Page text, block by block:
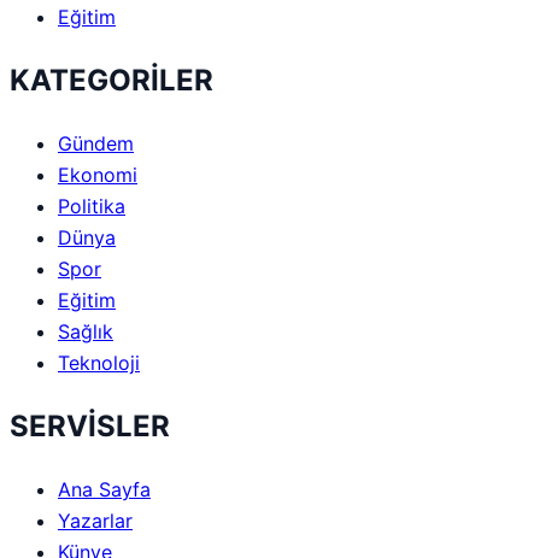
Eğitim
KATEGORİLER
Gündem
Ekonomi
Politika
Dünya
Spor
Eğitim
Sağlık
Teknoloji
SERVİSLER
Ana Sayfa
Yazarlar
Künye